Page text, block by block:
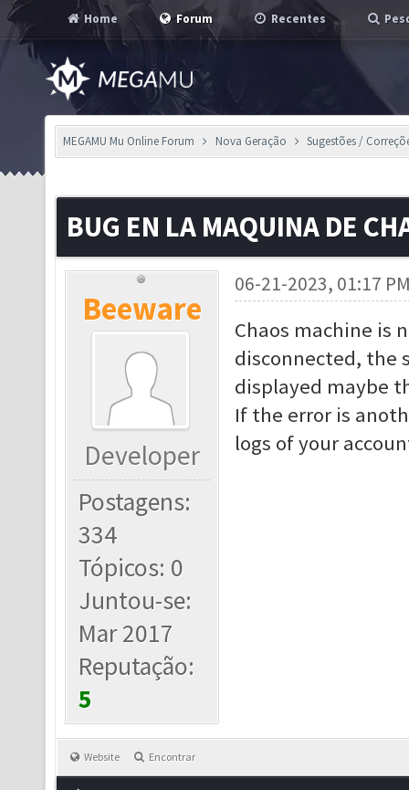
Home Forum Recentes
MEGAMU Mu Online Forum Nova Geração Sugestões /
BUG EN LA MAQUINA DE
Beeware
Developer
Postagens:
334
Tópicos: 0
Juntou-se:
Mar 2017
Reputação:
5
06-21-2023, 01:17
Chaos machine is
disconnected, the
displayed maybe
If the error is
logs of your
Website Encontrar